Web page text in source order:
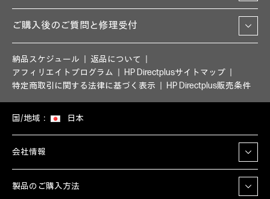
ご購入後のご質問と修理受付
納品スケジュール
返品について
アフィリエイトプログラム
HP Directplusサイトマップ
特定商取引に関する法律に基づく表示
HP Directplus販売条件
国/地域： 日本
会社情報
製品のご購入方法